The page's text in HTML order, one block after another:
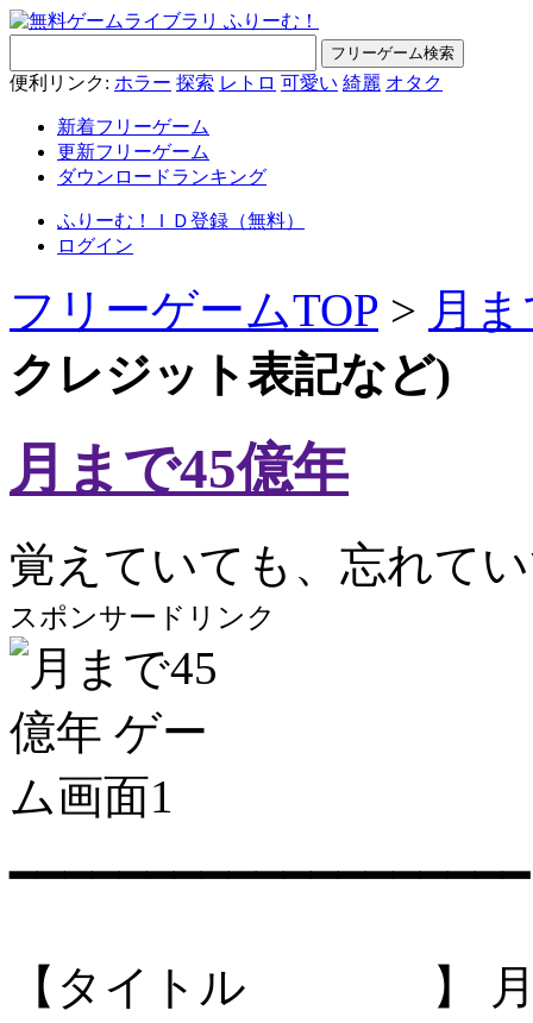
便利リンク: ホラー 探索 レトロ 可愛い 綺麗 オタク
新着フリーゲーム
更新フリーゲーム
ダウンロードランキング
ふりーむ！ＩＤ登録（無料）
ログイン
フリーゲームTOP > 月
クレジット表記など)
月まで45億年
覚えていても、忘れて
スポンサードリンク
━━━━━━━━━━━━━━━━━━━
【タイトル 】 月